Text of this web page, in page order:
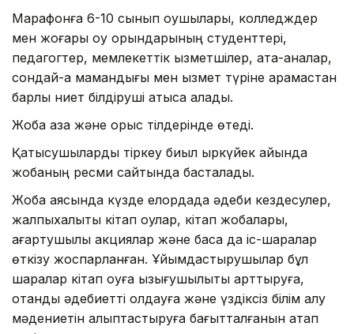
Марафонға 6-10 сынып оқушылары, колледждер
мен жоғары оқу орындарының студенттері,
педагогтер, мемлекеттік қызметшілер, ата-аналар,
сондай-ақ мамандығы мен қызмет түріне қарамастан
барлық ниет білдіруші қатыса алады.
Жоба қазақ және орыс тілдерінде өтеді.
Қатысушыларды тіркеу биыл қыркүйек айында
жобаның ресми сайтында басталады.
Жоба аясында күзде елордада әдеби кездесулер,
жалпыхалықтық кітап оқулар, кітап жобалары,
ағартушылық акциялар және басқа да іс-шаралар
өткізу жоспарланған. Ұйымдастырушылар бұл
шаралар кітап оқуға қызығушылықты арттыруға,
отандық әдебиетті қолдауға және үздіксіз білім алу
мәдениетін қалыптастыруға бағытталғанын атап